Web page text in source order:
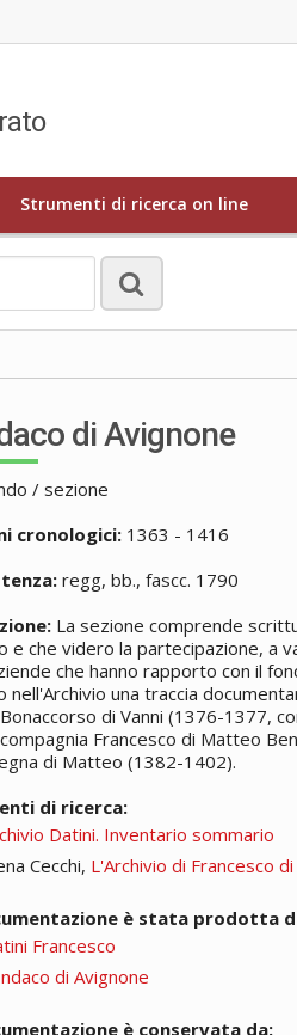
Strumenti di ricerca on line
di Avignone
/ sezione
cronologici: 1363 - 1416
regg, bb., fascc. 1790
La sezione comprende
e che videro la partecipazione, a
che hanno rapporto con il
nell'Archivio una traccia
di Vanni (1376-1377,
Francesco di Matteo
di Matteo (1382-1402).
di ricerca:
Datini. Inventario sommario
Cecchi, L'Archivio di Francesco
è stata prodotta
Francesco
di Avignone
è conservata da: